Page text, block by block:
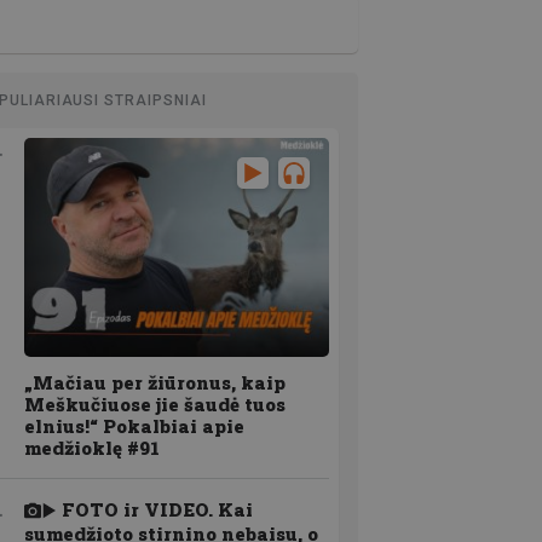
STRAIPSNIAI
„Mačiau per žiūronus, kaip
Meškučiuose jie šaudė tuos
elnius!“ Pokalbiai apie
medžioklę #91
FOTO ir VIDEO. Kai
sumedžioto stirnino nebaisu, o